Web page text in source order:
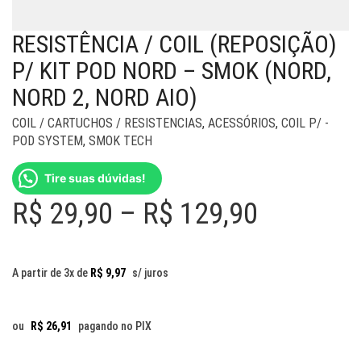
RESISTÊNCIA / COIL (REPOSIÇÃO)
P/ KIT POD NORD – SMOK (NORD,
NORD 2, NORD AIO)
COIL / CARTUCHOS / RESISTENCIAS, ACESSÓRIOS, COIL P/ -
POD SYSTEM, SMOK TECH
Tire suas dúvidas!
R$ 29,90 – R$ 129,90
A partir de 3x de R$ 9,97 s/ juros
ou R$ 26,91 pagando no PIX